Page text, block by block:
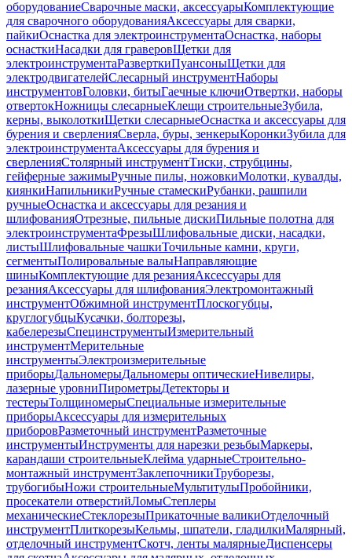
оборудованиеСварочные маски, аксессуарыКомплектующие
для сварочного оборудованияАксессуары для сварки,
пайкиОснастка для электроинструментаОснастка, наборы
оснасткиНасадки для граверовЩетки для
электроинструментаРазверткиПуансоныЩетки для
электродвигателейСлесарный инструментНаборы
инструментовГоловки, битыГаечные ключиОтвертки, наборы
отвертокНожницы слесарныеКлещи строительныеЗубила,
керны, выколоткиЩетки слесарныеОснастка и аксессуары для
бурения и сверленияСверла, буры, зенкерыКоронкиЗубила для
электроинструментаАксессуары для бурения и
сверленияСтолярный инструментТиски, струбцины,
гейферные зажимыРучные пилы, ножовкиМолотки, кувалды,
киянкиНапильникиРучные стамескиРубанки, рашпили
ручныеОснастка и аксессуары для резания и
шлифованияОтрезные, пильные дискиПильные полотна для
электроинструментаФрезыШлифовальные диски, насадки,
листыШлифовальные чашкиТочильные камни, круги,
сегментыПолировальные валыНаправляющие
шиныКомплектующие для резанияАксессуары для
резанияАксессуары для шлифованияЭлектромонтажный
инструментОбжимной инструментПлоскогубцы,
круглогубцыКусачки, болторезы,
кабелерезыСпецинструментыИзмерительный
инструментМерительные
инструментыЭлектроизмерительные
приборыДальномерыДальномеры оптическиеНивелиры,
лазерные уровниПирометрыДетекторы и
тестерыТолщиномерыСпециальные измерительные
приборыАксессуары для измерительных
приборовРазметочный инструментРазметочные
инструментыИнструменты для нарезки резьбыМаркеры,
карандаши строительныеКлейма ударныеСтроительно-
монтажный инструментЗаклепочникиТруборезы,
трубогибыНожи строительныеМультитулыПробойники,
просекатели отверстийЛомыСтеплеры
механическиеСтеклорезыПрикаточные валикиОтделочный
инструментПлиткорезыКельмы, шпатели, гладилкиМалярный,
отделочный инструментСкотч, ленты малярныеДиспенсеры